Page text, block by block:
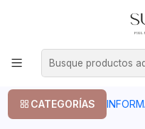
CATEGORÍAS
20% en tu primera